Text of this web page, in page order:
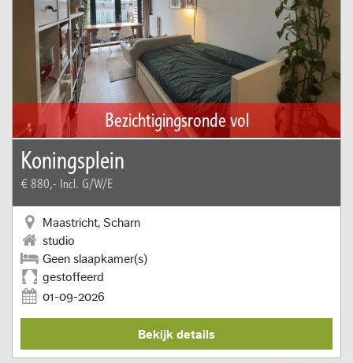
Bezichtigingsronde vol
Koningsplein
€ 880,- Incl. G/W/E
Maastricht, Scharn
studio
Geen slaapkamer(s)
gestoffeerd
01-09-2026
Bekijk details